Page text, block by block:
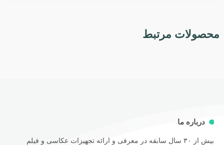
محصولات مرتبط
درباره ما
بیش از ۳۰ سال سابقه در معرفی و ارائه تجهیزات عکاسی و فیلم